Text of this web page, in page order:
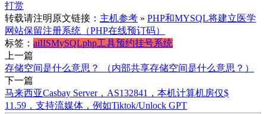
打赏
转载请注明原文链接： 主机参考 » PHP和MYSQL将建立医学
网站保留注册系统（PHP在线预订码）
标签： aiIISMySQLphp工具预约挂号系统
上一篇
存储空间是什么意思？ （内部共享存储空间是什么意思？）
下一篇
马来西亚Casbay Server，AS132841，本机计算机房仅$
11.59，支持流媒体，例如Tiktok/Unlock GPT